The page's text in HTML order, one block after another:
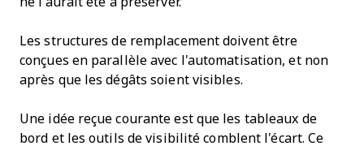
Les structures de remplacement doivent être
conçues en parallèle avec l'automatisation, et non
après que les dégâts soient visibles.
Une idée reçue courante est que les tableaux de
bord et les outils de visibilité comblent l'écart. Ce